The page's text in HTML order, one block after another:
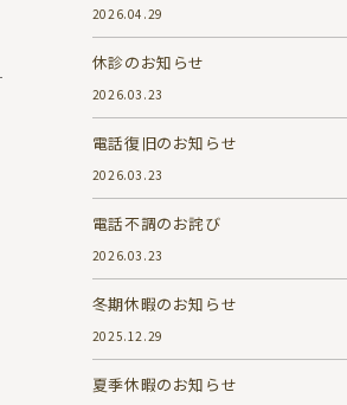
2026.04.29
休診のお知らせ
2026.03.23
電話復旧のお知らせ
2026.03.23
電話不調のお詫び
2026.03.23
冬期休暇のお知らせ
2025.12.29
夏季休暇のお知らせ